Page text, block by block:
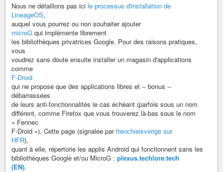
Nous ne détaillons pas ici le processus d'installation de
LineageOS,
auquel vous pourrez ou non souhaiter ajouter
microG qui implémente librement
les bibliothèques privatrices Google. Pour des raisons pratiques,
vous
voudrez sans doute ensuite installer un magasin d'applications
comme
F-Droid
qui ne propose que des applications libres et -- bonus --
débarrassées
de leurs anti-fonctionnalités le cas échéant (parfois sous un nom
différent, comme Firefox que vous trouverez là-bas sous le nom
« Fennec
F-Droid »). Cette page (signalée parfrenchieis​verige sur
HFR),
quant à elle, répertorie les applis Android qui fonctionnent sans les
bibliothèques Google et/ou MicroG : plexus.techlore.tech
(EN).